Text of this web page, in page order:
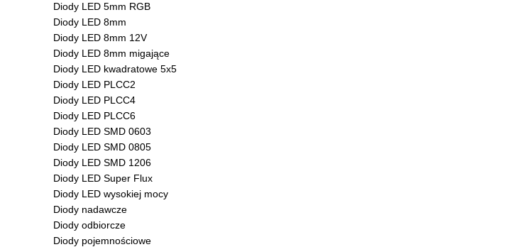
Diody LED 5mm RGB
Diody LED 8mm
Diody LED 8mm 12V
Diody LED 8mm migające
Diody LED kwadratowe 5x5
Diody LED PLCC2
Diody LED PLCC4
Diody LED PLCC6
Diody LED SMD 0603
Diody LED SMD 0805
Diody LED SMD 1206
Diody LED Super Flux
Diody LED wysokiej mocy
Diody nadawcze
Diody odbiorcze
Diody pojemnościowe